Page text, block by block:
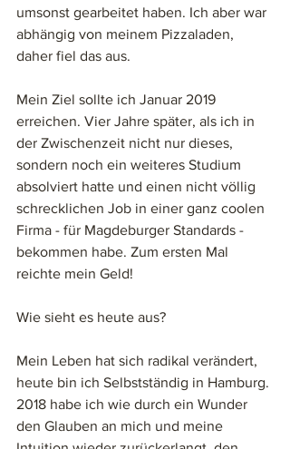
umsonst gearbeitet haben. Ich aber war
abhängig von meinem Pizzaladen,
daher fiel das aus.
Mein Ziel sollte ich Januar 2019
erreichen. Vier Jahre später, als ich in
der Zwischenzeit nicht nur dieses,
sondern noch ein weiteres Studium
absolviert hatte und einen nicht völlig
schrecklichen Job in einer ganz coolen
Firma - für Magdeburger Standards -
bekommen habe. Zum ersten Mal
reichte mein Geld!
Wie sieht es heute aus?
Mein Leben hat sich radikal verändert,
heute bin ich Selbstständig in Hamburg.
2018 habe ich wie durch ein Wunder
den Glauben an mich und meine